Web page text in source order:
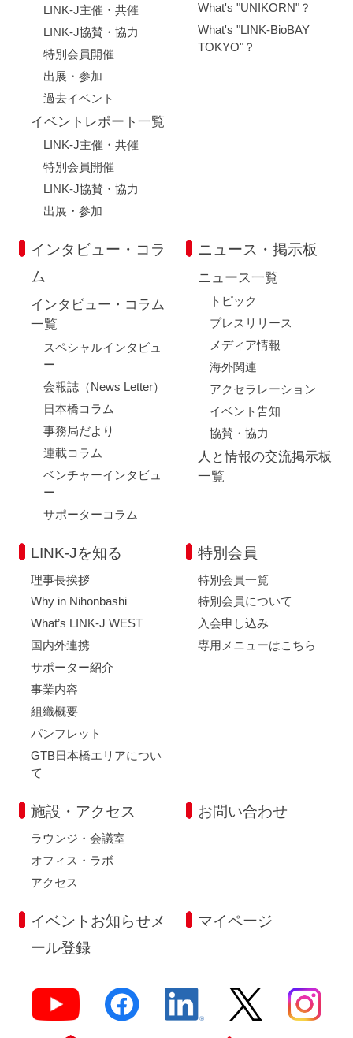
LINK-J主催・共催
LINK-J協賛・協力
特別会員開催
出展・参加
過去イベント
イベントレポート一覧
LINK-J主催・共催
特別会員開催
LINK-J協賛・協力
出展・参加
What's "UNIKORN"？
What's "LINK-BioBAY
TOKYO"？
インタビュー・コラ
ム
インタビュー・コラム
一覧
スペシャルインタビュ
ー
会報誌（News Letter）
日本橋コラム
事務局だより
連載コラム
ベンチャーインタビュ
ー
サポーターコラム
ニュース・掲示板
ニュース一覧
トピック
プレスリリース
メディア情報
海外関連
アクセラレーション
イベント告知
協賛・協力
人と情報の交流掲示板
一覧
LINK-Jを知る
理事長挨拶
Why in Nihonbashi
What’s LINK-J WEST
国内外連携
サポーター紹介
事業内容
組織概要
パンフレット
GTB日本橋エリアについ
て
特別会員
特別会員一覧
特別会員について
入会申し込み
専用メニューはこちら
施設・アクセス
ラウンジ・会議室
オフィス・ラボ
アクセス
お問い合わせ
イベントお知らせメ
ール登録
マイページ